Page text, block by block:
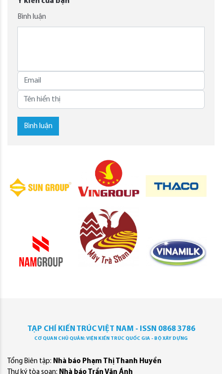
Bình luận
Bình luận
TẠP CHÍ KIẾN TRÚC VIỆT NAM - ISSN 0868 3786
CƠ QUAN CHỦ QUẢN: VIỆN KIẾN TRÚC QUỐC GIA - BỘ XÂY DỰNG
Tổng Biên tập: Nhà báo Phạm Thị Thanh Huyền
Thư ký tòa soạn: Nhà báo Trần Văn Ánh